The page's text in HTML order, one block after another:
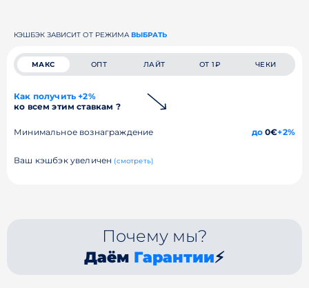
КЭШБЭК ЗАВИСИТ ОТ РЕЖИМА ВЫБРАТЬ
МАКС ОПТ ЛАЙТ ОТ 1₽ ЧЕКИ
Как получить +2%
ко всем этим ставкам ?
Минимальное вознаграждение до0€+2%
Ваш кэшбэк увеличен (смотреть)
Почему мы?
Даём Гарантии⚡